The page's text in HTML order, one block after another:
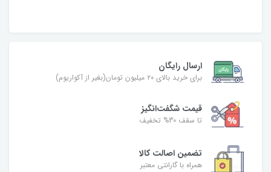
ارسال رایگان
برای خرید بالای ۲۰ میلیون تومان(بغیر از آکواریوم)
قیمت شگفت‌انگیز
تا سقف 30% تخفیف
تضمین اصالت کالا
همراه با گارانتی معتبر